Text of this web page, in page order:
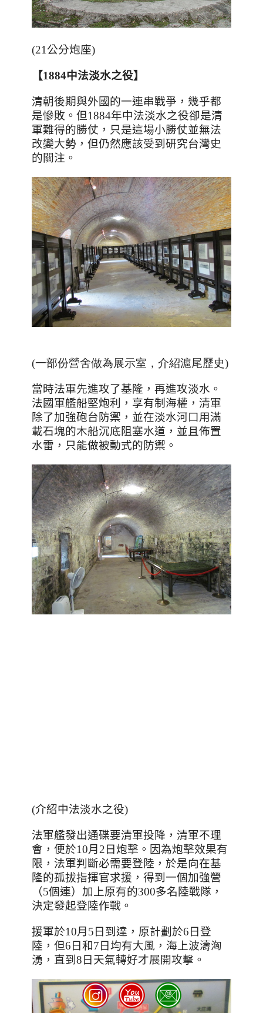
(21公分炮座)
【1884中法淡水之役】
清朝後期與外國的一連串戰爭，幾乎都
是慘敗。但1884年中法淡水之役卻是清
軍難得的勝仗，只是這場小勝仗並無法
改變大勢，但仍然應該受到研究台灣史
的關注。
(一部份營舍做為展示室，介紹滬尾歷史)
當時法軍先進攻了基隆，再進攻淡水。
法國軍艦船堅炮利，享有制海權，清軍
除了加強砲台防禦，並在淡水河口用滿
載石塊的木船沉底阻塞水道，並且佈置
水雷，只能做被動式的防禦。
(介紹中法淡水之役)
法軍艦發出通碟要清軍投降，清軍不理
會，便於10月 2 日炮擊。因為炮擊效果有
限，法軍判斷必需要登陸，於是向在基
隆的孤拔指揮官求援，得到一個加強營
（5個連）加上原有的300多名陸戰隊，
決定發起登陸作戰。
援軍於10月 5 日到達，原計劃於6 日登
陸，但6 日和7 日均有大風，海上波濤洶
湧，直到 8 日天氣轉好才展開攻擊。